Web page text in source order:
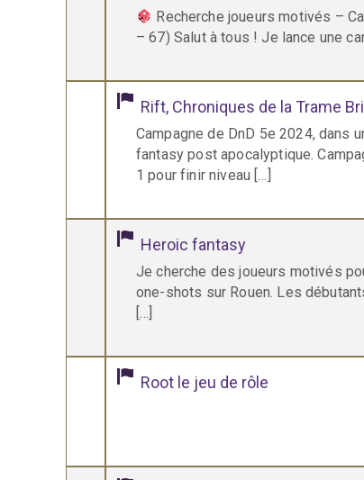
Recherche joueurs motivés –
– 67) Salut à tous ! Je lance une
Rift, Chroniques de la Trame
Campagne de DnD 5e 2024, dans
fantasy post apocalyptique.
1 pour finir niveau […]
Heroic fantasy
Je cherche des joueurs motivés
one-shots sur Rouen. Les
[…]
Root le jeu de rôle